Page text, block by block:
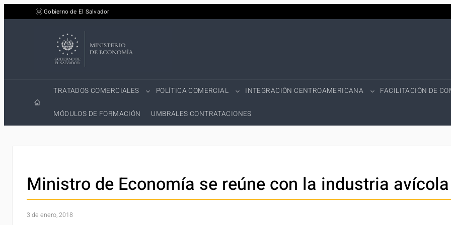
Gobierno de El Salvador
TRATADOS COMERCIALES POLÍTICA COMERCIAL INTEGRACIÓN CENTROAMERICANA FACILITACIÓN DE
MÓDULOS DE FORMACIÓN UMBRALES CONTRATACIONES
Ministro de Economía se reúne con la industria
3 de enero, 2018